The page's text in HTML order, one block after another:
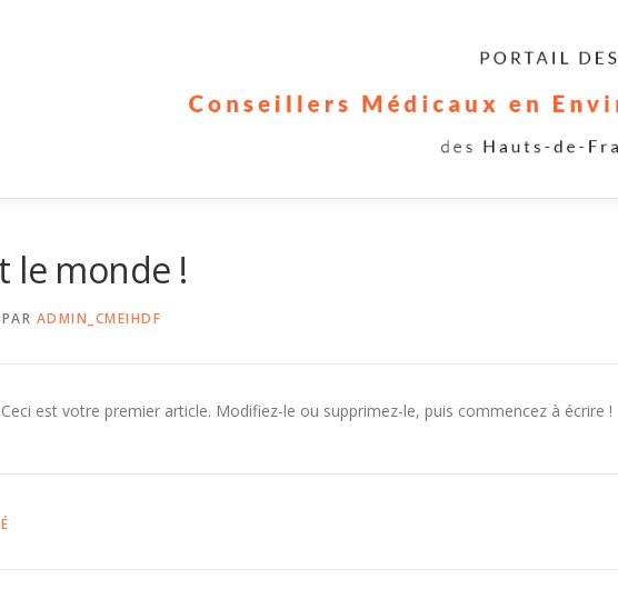
le monde !
PAR ADMIN_CMEIHDF
est votre premier article. Modifiez-le ou supprimez-le, puis commencez à écrire !